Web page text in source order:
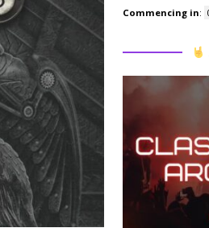
Commencing in: